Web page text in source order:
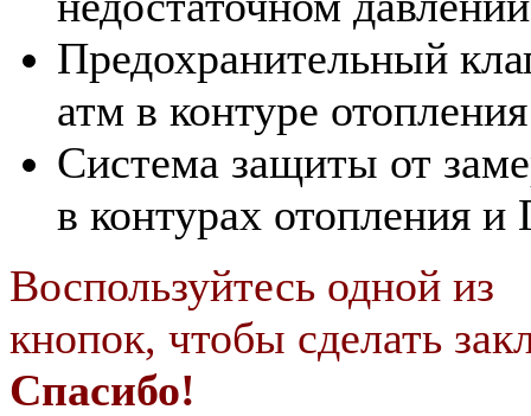
Предохранительный
атм в контуре отопления
Система защиты от
в контурах отопления
Воспользуйтесь одной из
кнопок, чтобы сделать
Спасибо!